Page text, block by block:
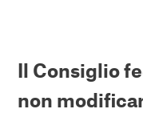
Il Consiglio
non